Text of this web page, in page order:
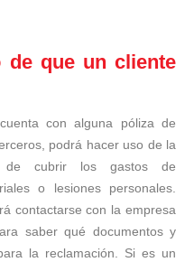
de que un cliente
con alguna póliza de
podrá hacer uso de la
de cubrir los gastos de
o lesiones personales.
contactarse con la empresa
saber qué documentos y
la reclamación. Si es un